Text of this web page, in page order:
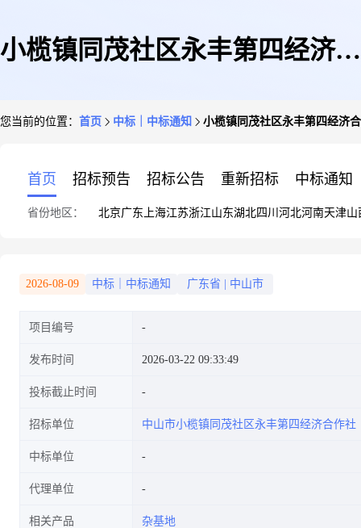
小榄镇同茂社区永丰第四经济合
您当前的位置： 首页 中标｜中标通知 小榄镇同茂社区永丰第四经济
首页 招标预告 招标公告 重新招标 中标通知
省份地区： 北京广东 上海江苏浙江山东湖北四川 河北河南天津山
2026-08-09 中标｜中标通知 广东省 中山市
项目编号
发布时间 2026-03-22 09:33:49
投标截止时间
招标单位 中山市小榄镇同茂社区永丰第四经济合作社
中标单位
代理单位
相关产品 杂基地